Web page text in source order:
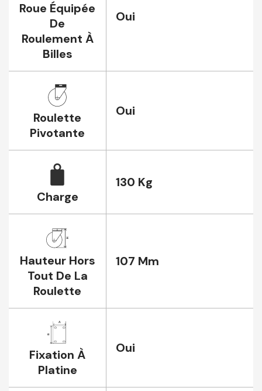
Roue Équipée
De
Roulement À
Billes
Oui
Roulette
Pivotante
Oui
Charge
130 Kg
Hauteur Hors
Tout De La
Roulette
107 Mm
Fixation À
Platine
Oui